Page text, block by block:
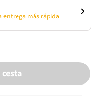
entrega más rápida